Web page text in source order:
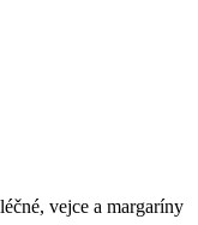
vejce a margaríny